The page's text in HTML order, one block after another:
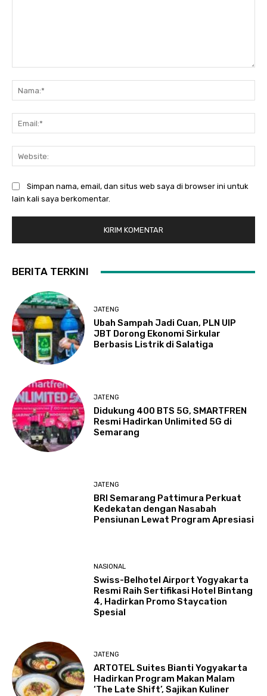
Simpan nama, email, dan situs web saya di browser ini untuk
lain kali saya berkomentar.
BERITA TERKINI
JATENG
Ubah Sampah Jadi Cuan, PLN UIP
JBT Dorong Ekonomi Sirkular
Berbasis Listrik di Salatiga
JATENG
Didukung 400 BTS 5G, SMARTFREN
Resmi Hadirkan Unlimited 5G di
Semarang
JATENG
BRI Semarang Pattimura Perkuat
Kedekatan dengan Nasabah
Pensiunan Lewat Program Apresiasi
NASIONAL
Swiss-Belhotel Airport Yogyakarta
Resmi Raih Sertifikasi Hotel Bintang
4, Hadirkan Promo Staycation
Spesial
JATENG
ARTOTEL Suites Bianti Yogyakarta
Hadirkan Program Makan Malam
‘The Late Shift’, Sajikan Kuliner